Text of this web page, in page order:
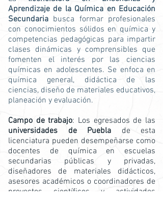
Aprendizaje de la Química en Educación
Secundaria busca formar profesionales
con conocimientos sólidos en química y
competencias pedagógicas para impartir
clases dinámicas y comprensibles que
fomenten el interés por las ciencias
químicas en adolescentes. Se enfoca en
química general, didáctica de las
ciencias, diseño de materiales educativos,
planeación y evaluación.
Campo de trabajo: Los egresados de las
universidades de Puebla de esta
licenciatura pueden desempeñarse como
docentes de química en escuelas
secundarias públicas y privadas,
diseñadores de materiales didácticos,
asesores académicos o coordinadores de
proyectos científicos y actividades